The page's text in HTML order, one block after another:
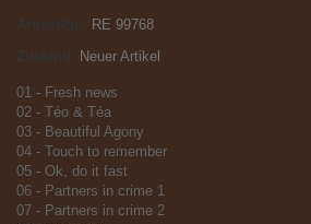
Artikel-Nr.:
RE 99768
Zustand:
Neuer Artikel
01 - Fresh news
02 - Téo & Téa
03 - Beautiful Agony
04 - Touch to remember
05 - Ok, do it fast
06 - Partners in crime 1
07 - Partners in crime 2